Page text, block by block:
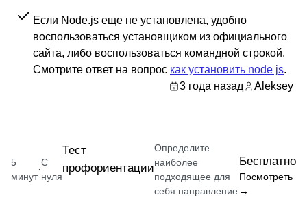
Если Node.js еще не установлена, удобно
воспользоваться установщиком из официального
сайта, либо воспользоваться командной строкой.
Смотрите ответ на вопрос как установить node js.
3 года назад
Aleksey
5
минут
·
С
нуля
Тест
профориентации
Определите
наиболее
подходящее для
себя направление
Бесплатно
Посмотреть
→